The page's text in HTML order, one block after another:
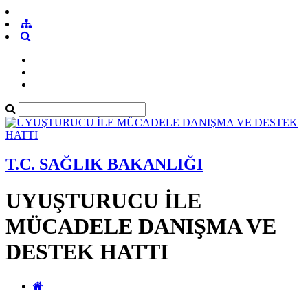
T.C. SAĞLIK BAKANLIĞI
UYUŞTURUCU İLE
MÜCADELE DANIŞMA VE
DESTEK HATTI